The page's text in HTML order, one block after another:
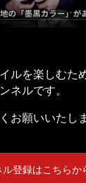
ルを楽しむた
ネルです。
お願いいたし
登録はこちらか